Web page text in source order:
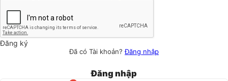
Đăng ký
Đã có Tài khoản?Đăng nhập
Đăng nhập